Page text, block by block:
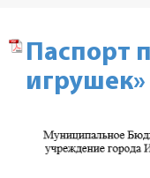
Паспорт
игрушек»